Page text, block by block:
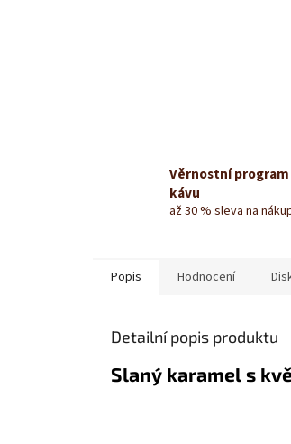
Věrnostní program
kávu
až 30 % sleva na
Popis Hodnocení
Detailní popis produktu
Slaný karamel s